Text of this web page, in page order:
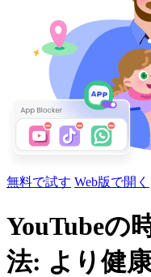
無料で試す Web版で開く
YouTubeの
法: より健